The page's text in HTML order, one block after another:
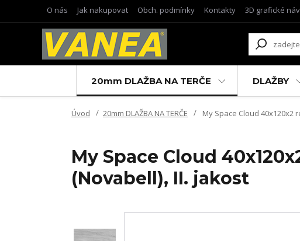
O nás Jak nakupovat Obch. podmínky Kontakty 3D grafické
20mm DLAŽBA NA TERČE DLAŽBY
Úvod 20mm DLAŽBA NA TERČE My Space Cloud 40x120x2
My Space Cloud
(Novabell), II. jakost